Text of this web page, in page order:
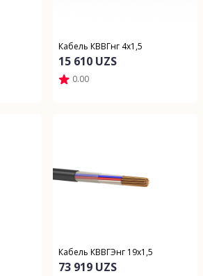
Кабель КВВГнг 4х1,5
15 610 UZS
0.00
Кабель КВВГЭнг 19х1,5
73 919 UZS